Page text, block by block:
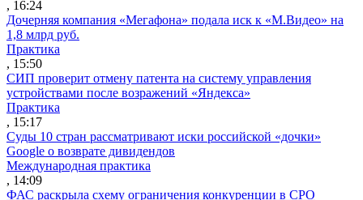
, 16:24
Дочерняя компания «Мегафона» подала иск к «М.Видео» на
1,8 млрд руб.
Практика
, 15:50
СИП проверит отмену патента на систему управления
устройствами после возражений «Яндекса»
Практика
, 15:17
Суды 10 стран рассматривают иски российской «дочки»
Google о возврате дивидендов
Международная практика
, 14:09
ФАС раскрыла схему ограничения конкуренции в СРО